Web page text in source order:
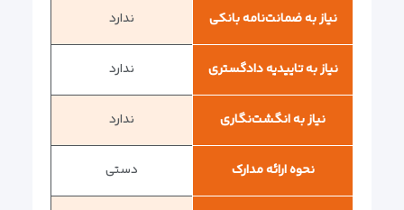
نیاز به ضمانت‌نامه بانکی ندارد
نیاز به تاییدیه دادگستری ندارد
نیاز به انگشت‌نگاری ندارد
نحوه ارائه مدارک دستی